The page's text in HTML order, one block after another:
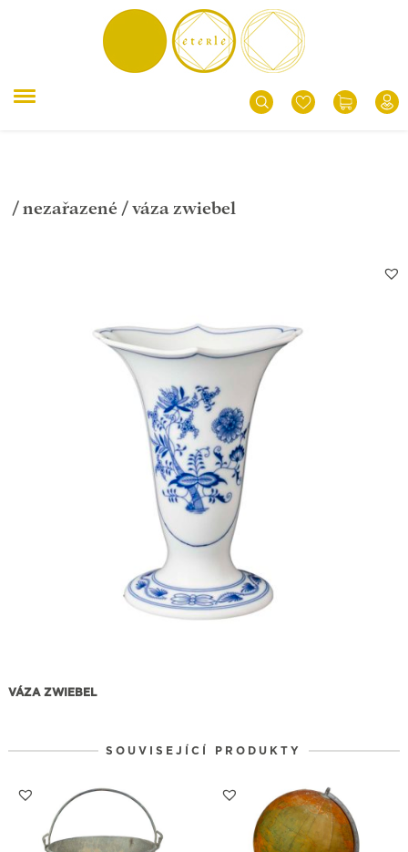
/ nezařazené / váza zwiebel
VÁZA ZWIEBEL
SOUVISEJÍCÍ PRODUKTY